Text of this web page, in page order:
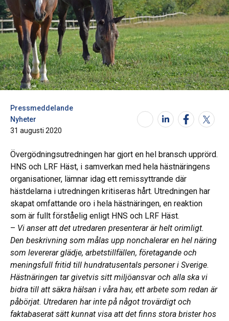
Pressmeddelande
Nyheter
31 augusti 2020
Övergödningsutredningen har gjort en hel bransch upprörd.
HNS och LRF Häst, i samverkan med hela hästnäringens
organisationer, lämnar idag ett remissyttrande där
hästdelarna i utredningen kritiseras hårt. Utredningen har
skapat omfattande oro i hela hästnäringen, en reaktion
som är fullt förståelig enligt HNS och LRF Häst.
– Vi anser att det utredaren presenterar är helt orimligt.
Den beskrivning som målas upp nonchalerar en hel näring
som levererar glädje, arbetstillfällen, företagande och
meningsfull fritid till hundratusentals personer i Sverige.
Hästnäringen tar givetvis sitt miljöansvar och alla ska vi
bidra till att säkra hälsan i våra hav, ett arbete som redan är
påbörjat. Utredaren har inte på något trovärdigt och
faktabaserat sätt kunnat visa att det finns stora brister hos